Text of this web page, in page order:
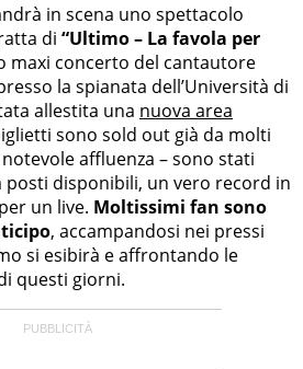
in scena uno spettacolo
di “Ultimo – La favola per
maxi concerto del cantautore
la spianata dell’Università di
allestita una nuova area
sono sold out già da molti
affluenza – sono stati
disponibili, un vero record in
un live. Moltissimi fan sono
, accampandosi nei pressi
si esibirà e affrontando le
questi giorni.